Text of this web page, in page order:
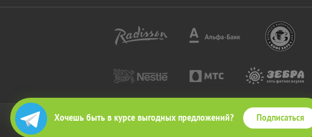
Хочешь быть в курсе выгодных предложений? Подписаться
2010-2026 © КупиКупон. Все права защищены.
Все права на товарный знак "КупиКупон" и на сайт